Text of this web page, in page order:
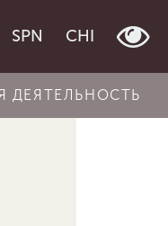
SPN CHI
ДЕЯТЕЛЬНОСТЬ